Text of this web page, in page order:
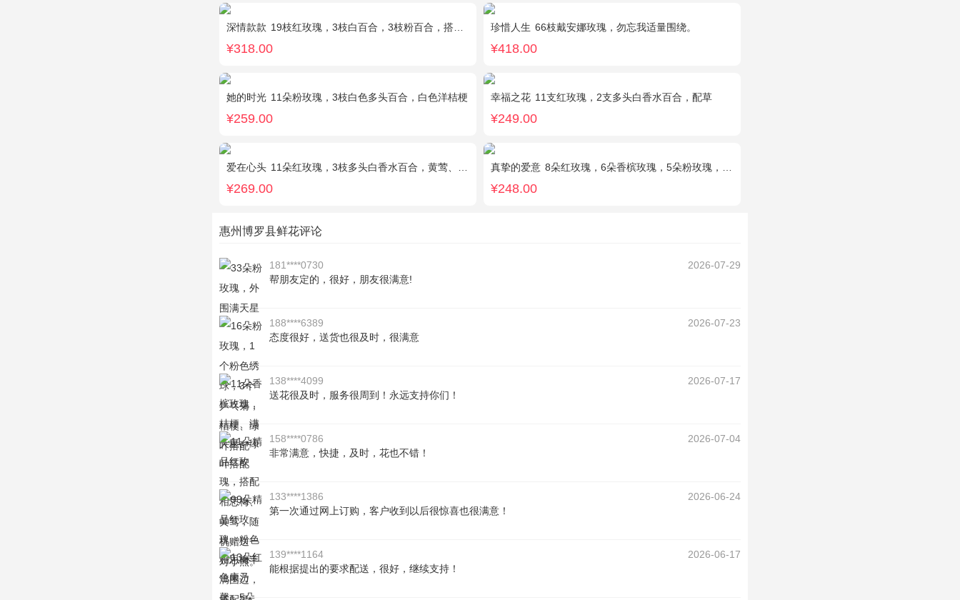
深情款款 19枝红玫瑰，3枝白百合，3枝粉百合，搭配满天星，绿叶等配材
¥318.00
珍惜人生 66枝戴安娜玫瑰，勿忘我适量围绕。
¥418.00
她的时光 11朵粉玫瑰，3枝白色多头百合，白色洋桔梗
¥259.00
幸福之花 11支红玫瑰，2支多头白香水百合，配草
¥249.00
爱在心头 11朵红玫瑰，3枝多头白香水百合，黄莺、绿叶搭配
¥269.00
真挚的爱意 8朵红玫瑰，6朵香槟玫瑰，5朵粉玫瑰，叶上黄金点缀。
¥248.00
惠州博罗县鲜花评论
181****0730
2026-07-29
帮朋友定的，很好，朋友很满意!
188****6389
2026-07-23
态度很好，送货也很及时，很满意
138****4099
2026-07-17
送花很及时，服务很周到！永远支持你们！
158****0786
2026-07-04
非常满意，快捷，及时，花也不错！
133****1386
2026-06-24
第一次通过网上订购，客户收到以后很惊喜也很满意！
139****1164
2026-06-17
能根据提出的要求配送，很好，继续支持！